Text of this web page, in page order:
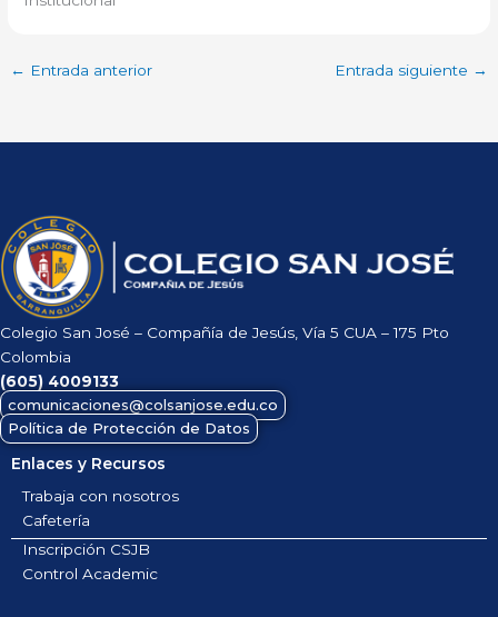
← Entrada anterior Entrada siguiente →
Colegio San José – Compañía de Jesús, Vía 5 CUA – 175 Pto
Colombia
(605) 4009133
comunicaciones@colsanjose.edu.co
Política de Protección de Datos
Enlaces y Recursos
Trabaja con nosotros
Cafetería
Inscripción CSJB
Control Academic